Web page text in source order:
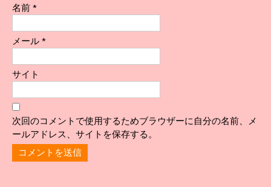
名前 *
メール *
サイト
次回のコメントで使用するためブラウザーに自分の名前、メ
ールアドレス、サイトを保存する。